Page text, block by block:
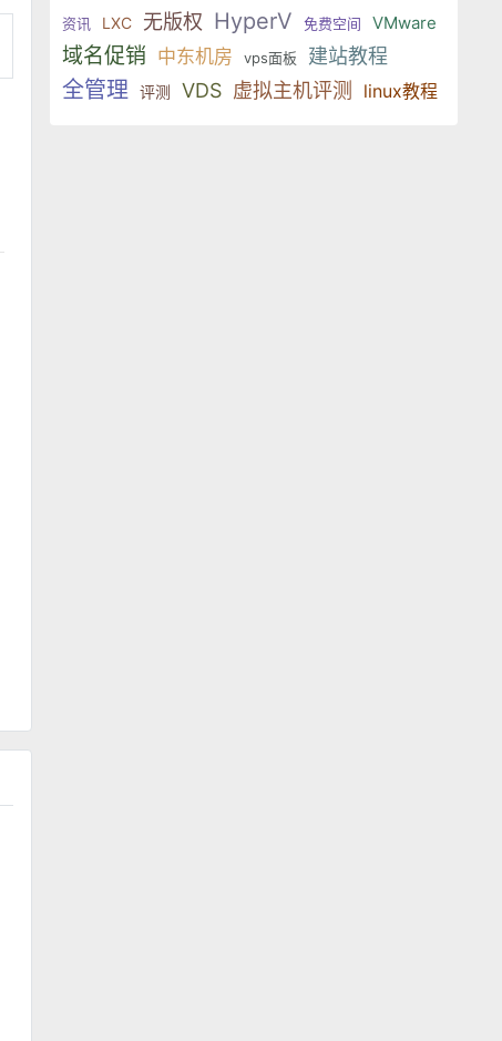
资讯 LXC 无版权 HyperV 免费空间 VMware
域名促销 中东机房 vps面板 建站教程
全管理 评测 VDS 虚拟主机评测 linux教程